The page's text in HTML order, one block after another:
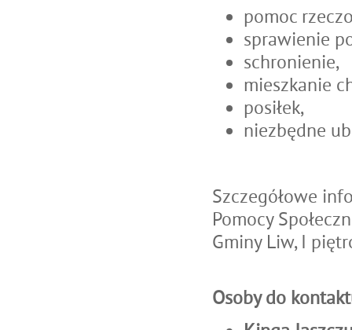
pomoc
sprawienie
schronienie,
mieszkanie
posiłek,
niezbędne
Szczegółowe
Pomocy
Gminy Liw, I
Osoby do